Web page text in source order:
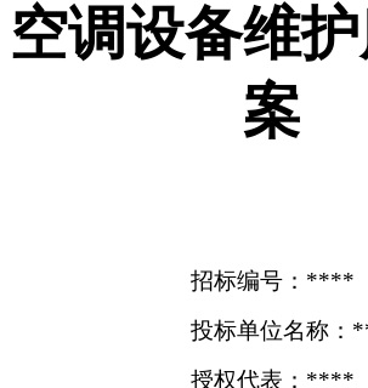
空调设备维
案
招标编号：****
投标单位名称：
授权代表：****